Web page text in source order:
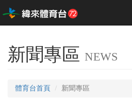
新聞專區 NEWS
體育台首頁 新聞專區